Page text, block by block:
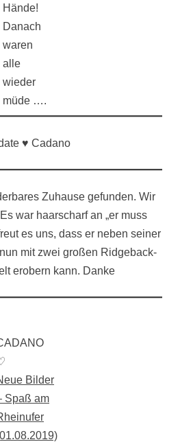
Hände!
Danach
waren
alle
wieder
müde ….
♥️ Cadano
Zuhause gefunden. Wir
war haarscharf an „er muss
es uns, dass er neben seiner
mit zwei großen Ridgeback-
erobern kann. Danke
Bilder
Spaß am